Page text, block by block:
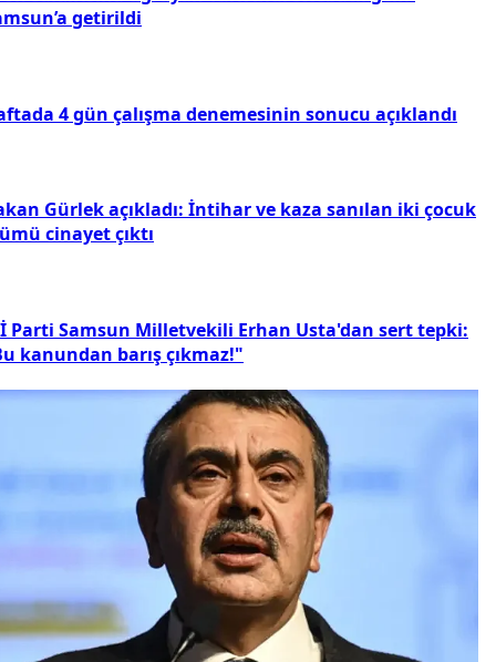
getirildi
4 gün çalışma denemesinin sonucu açıklandı
Gürlek açıkladı: İntihar ve kaza sanılan iki çocuk
cinayet çıktı
Parti Samsun Milletvekili Erhan Usta'dan sert tepki:
kanundan barış çıkmaz!"